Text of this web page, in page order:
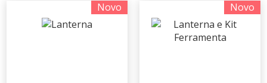
Novo Novo